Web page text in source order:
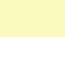
理」を引用